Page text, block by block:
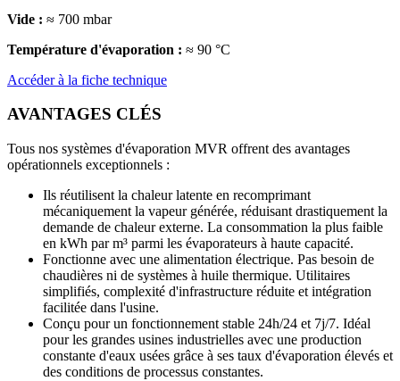
Vide : ≈ 700 mbar
Température d'évaporation : ≈ 90 °C
Accéder à la fiche technique
AVANTAGES CLÉS
Tous nos systèmes d'évaporation MVR offrent des avantages
opérationnels exceptionnels :
Ils réutilisent la chaleur latente en recomprimant
mécaniquement la vapeur générée, réduisant drastiquement la
demande de chaleur externe. La consommation la plus faible
en kWh par m³ parmi les évaporateurs à haute capacité.
Fonctionne avec une alimentation électrique. Pas besoin de
chaudières ni de systèmes à huile thermique. Utilitaires
simplifiés, complexité d'infrastructure réduite et intégration
facilitée dans l'usine.
Conçu pour un fonctionnement stable 24h/24 et 7j/7. Idéal
pour les grandes usines industrielles avec une production
constante d'eaux usées grâce à ses taux d'évaporation élevés et
des conditions de processus constantes.